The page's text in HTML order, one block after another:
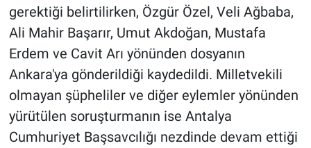
gerektiği belirtilirken, Özgür Özel, Veli Ağbaba,
Ali Mahir Başarır, Umut Akdoğan, Mustafa
Erdem ve Cavit Arı yönünden dosyanın
Ankara'ya gönderildiği kaydedildi. Milletvekili
olmayan şüpheliler ve diğer eylemler yönünden
yürütülen soruşturmanın ise Antalya
Cumhuriyet Başsavcılığı nezdinde devam ettiği